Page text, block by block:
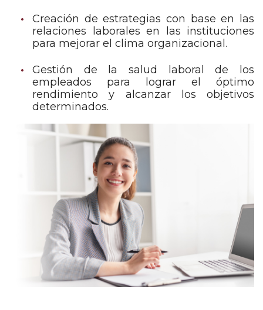
Creación de estrategias con base en las
relaciones laborales en las instituciones
para mejorar el clima organizacional.
Gestión de la salud laboral de los
empleados para lograr el óptimo
rendimiento y alcanzar los objetivos
determinados.